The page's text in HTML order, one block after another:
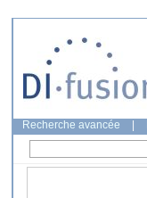
Recherche avancée